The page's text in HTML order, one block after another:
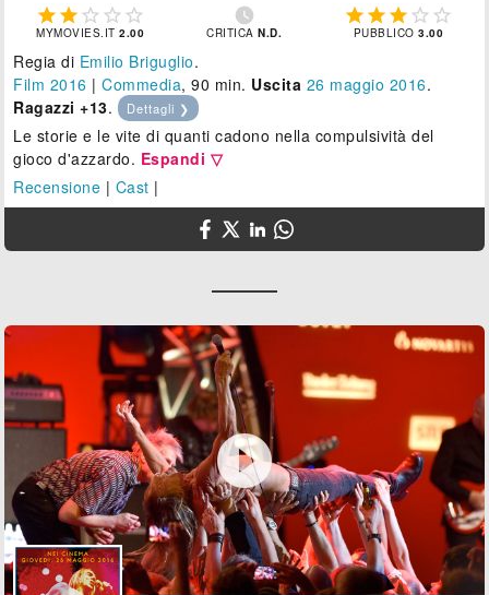
    
MYMOVIES.IT2.00

CRITICAN.D.
    
PUBBLICO3.00
Regia di Emilio Briguglio.
Film 2016 |Commedia, 90 min. Uscita 26 maggio 2016.
Ragazzi +13. Dettagli ❯
Le storie e le vite di quanti cadono nella compulsività del
gioco d'azzardo. Espandi ▽
Recensione | Cast |
